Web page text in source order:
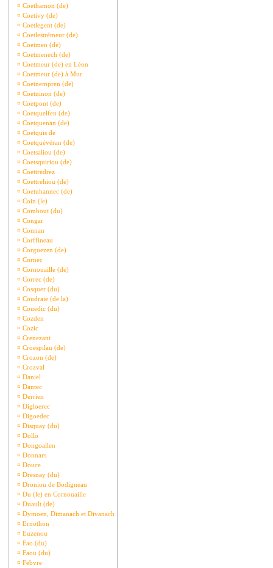
¤ Coethamon (de)
¤ Coetivy (de)
¤ Coetlegent (de)
¤ Coetlestrémeur (de)
¤ Coetmen (de)
¤ Coetmenech (de)
¤ Coetmeur (de) en Léon
¤ Coetmeur (de) à Mur
¤ Coetnempren (de)
¤ Coetninon (de)
¤ Coetpont (de)
¤ Coetquelfen (de)
¤ Coetquenan (de)
¤ Coetquis de
¤ Coetquévéran (de)
¤ Coetsaliou (de)
¤ Coetsquiriou (de)
¤ Coettredrez
¤ Coettrehiou (de)
¤ Coetuhannec (de)
¤ Coin (le)
¤ Combout (du)
¤ Congar
¤ Connan
¤ Corffineau
¤ Corguezen (de)
¤ Cornec
¤ Cornouaille (de)
¤ Correc (de)
¤ Cosquer (du)
¤ Coudraie (de la)
¤ Couedic (du)
¤ Cozden
¤ Cozic
¤ Crenezant
¤ Croespilau (de)
¤ Crozon (de)
¤ Crozval
¤ Daniel
¤ Dantec
¤ Derrien
¤ Digloerec
¤ Digoedec
¤ Disquay (du)
¤ Dollo
¤ Dongoallen
¤ Donnars
¤ Douce
¤ Dresnay (du)
¤ Droniou de Bodigneau
¤ Du (le) en Cornouaille
¤ Duault (de)
¤ Dymoen, Dimanach et Divanach
¤ Ernothon
¤ Euzenou
¤ Fao (du)
¤ Faou (du)
¤ Febvre